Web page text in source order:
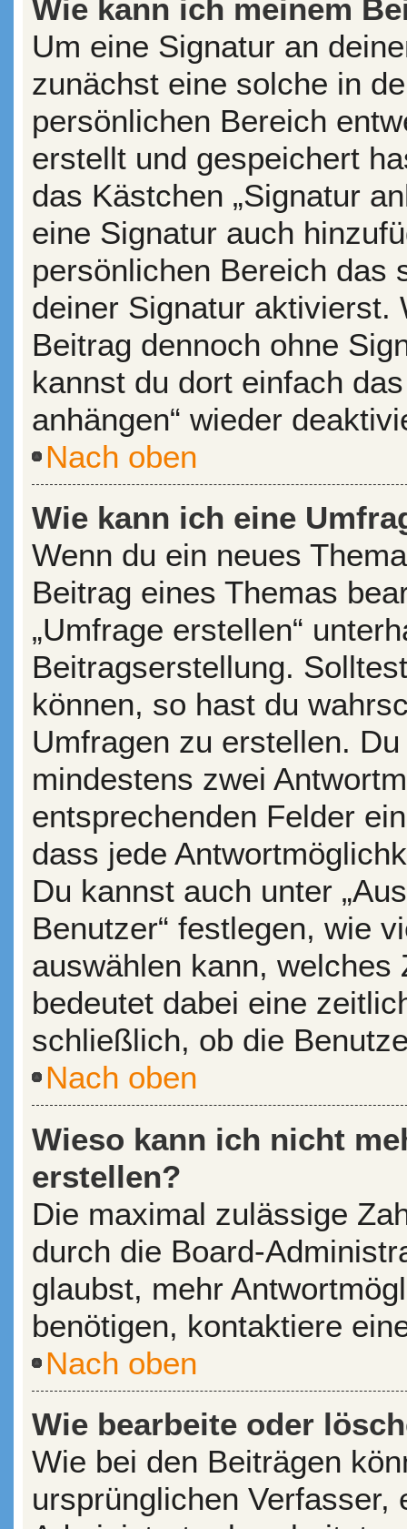
Wie kann ich meinem
Um eine Signatur an
zunächst eine solche in
persönlichen Bereich
erstellt und gespeichert
das Kästchen „Signatur
eine Signatur auch
persönlichen Bereich das
deiner Signatur aktivierst.
Beitrag dennoch ohne
kannst du dort einfach
anhängen“ wieder
Nach oben
Wie kann ich eine
Wenn du ein neues
Beitrag eines Themas
„Umfrage erstellen“
Beitragserstellung.
können, so hast du
Umfragen zu erstellen.
mindestens zwei
entsprechenden Felder
dass jede
Du kannst auch unter
Benutzer“ festlegen, wie
auswählen kann,
bedeutet dabei eine
schließlich, ob die
Nach oben
Wieso kann ich nicht
erstellen?
Die maximal zulässige
durch die Board-
glaubst, mehr
benötigen, kontaktiere
Nach oben
Wie bearbeite oder
Wie bei den Beiträgen
ursprünglichen Verfasser,